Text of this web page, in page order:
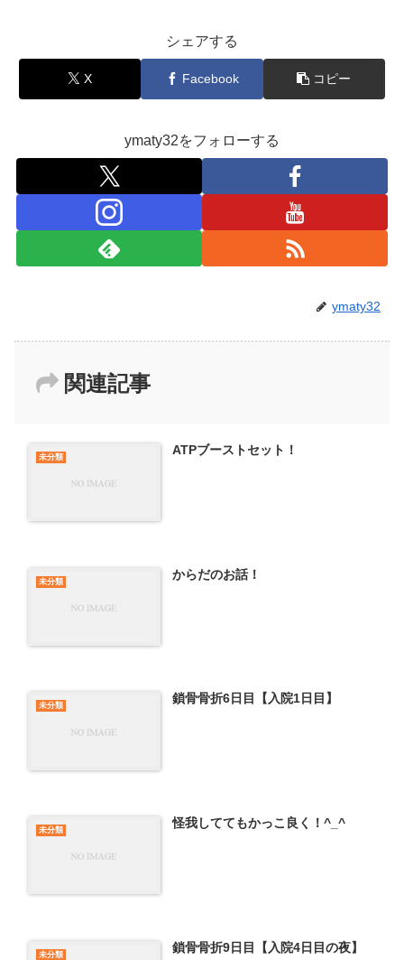
シェアする
X Facebook コピー
ymaty32をフォローする
ymaty32
関連記事
未分類 ATPブーストセット！
未分類 からだのお話！
未分類 鎖骨骨折6日目【入院1日目】
未分類 怪我しててもかっこ良く！^_^
未分類 鎖骨骨折9日目【入院4日目の夜】